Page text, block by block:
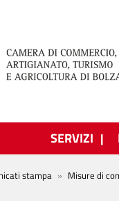
SERVIZI
stampa Misure di